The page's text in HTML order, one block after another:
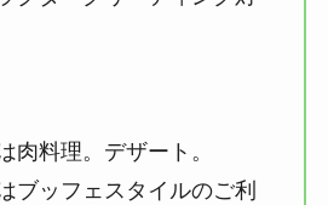
肉料理。デザート。
ブッフェスタイルのご利